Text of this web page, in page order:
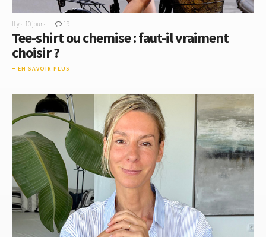
Il y a 10 jours - 19
Tee-shirt ou chemise : faut-il vraiment
choisir ?
EN SAVOIR PLUS